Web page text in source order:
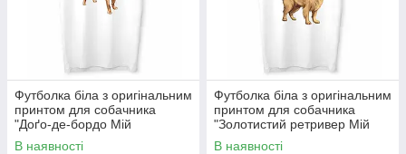
Футболка біла з оригінальним
принтом для собачника
"Доґо-де-бордо Мій
найкращий друг" Push IT
В наявності
Футболка біла з оригінальним
принтом для собачника
"Золотистий ретривер Мій
найкращий друг" Push IT
В наявності